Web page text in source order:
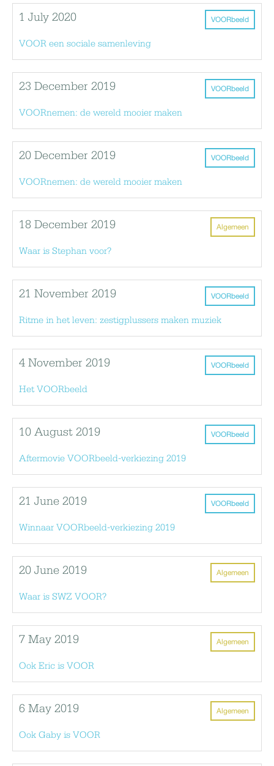
VOORbeeld
1 July 2020
VOOR een sociale samenleving
VOORbeeld
23 December 2019
VOORnemen: de wereld mooier maken
VOORbeeld
20 December 2019
VOORnemen: de wereld mooier maken
Algemeen
18 December 2019
Waar is Stephan voor?
VOORbeeld
21 November 2019
Ritme in het leven: zestigplussers maken muziek
VOORbeeld
4 November 2019
Het VOORbeeld
VOORbeeld
10 August 2019
Aftermovie VOORbeeld-verkiezing 2019
VOORbeeld
21 June 2019
Winnaar VOORbeeld-verkiezing 2019
Algemeen
20 June 2019
Waar is SWZ VOOR?
Algemeen
7 May 2019
Ook Eric is VOOR
Algemeen
6 May 2019
Ook Gaby is VOOR